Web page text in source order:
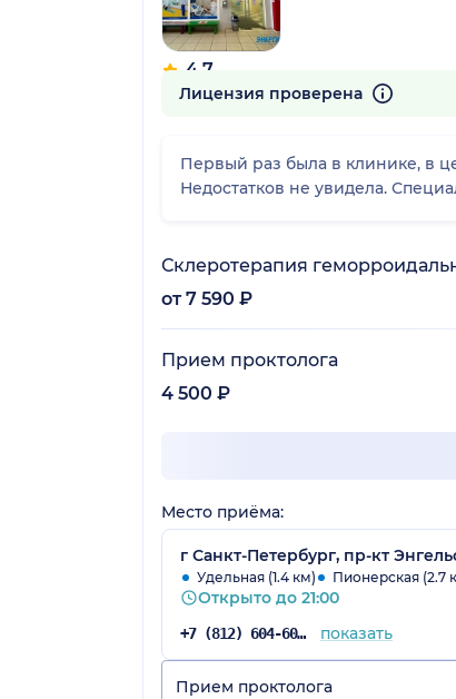
4.7
1501 отзыв
Лицензия проверена
Первый раз была в клинике, в целом мне все понравилось начиная от администратора на ресепшене
Недостатков не увидела.
Склеротерапия
от 7 590 ₽
Прием проктолога
4 500 ₽
Место приёма:
г Санкт-Петербург, пр-кт
Удельная (1.4 км) Пионерская (2.7
Открыто до 21:00
+7 (812) 604-60-52 показать
Прием проктолога